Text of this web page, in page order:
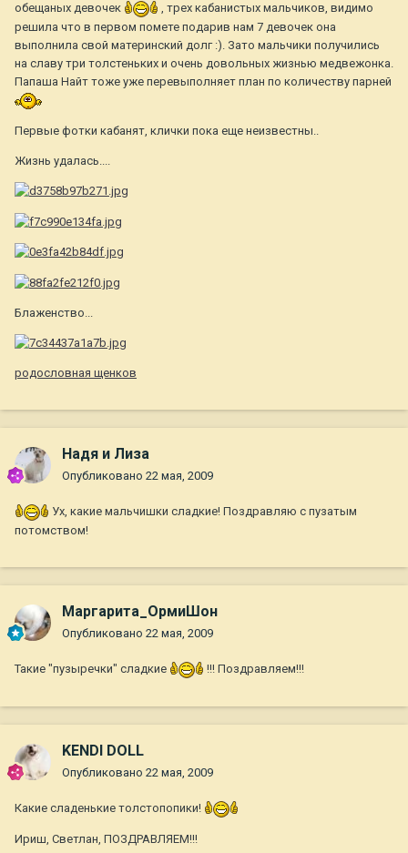
обещаных девочек
, трех кабанистых мальчиков, видимо
решила что в первом помете подарив нам 7 девочек она
выполнила свой материнский долг :). Зато мальчики получились
на славу три толстеньких и очень довольных жизнью медвежонка.
Папаша Найт тоже уже перевыполняет план по количеству парней
Первые фотки кабанят, клички пока еще неизвестны..
Жизнь удалась....
Блаженство...
родословная щенков
Надя и Лиза
Опубликовано 22 мая, 2009
Ух, какие мальчишки сладкие! Поздравляю с пузатым
потомством!
Маргарита_ОрмиШон
Опубликовано 22 мая, 2009
Такие "пузыречки" сладкие !!! Поздравляем!!!
KENDI DOLL
Опубликовано 22 мая, 2009
Какие сладенькие толстопопики!
Ириш, Светлан, ПОЗДРАВЛЯЕМ!!!